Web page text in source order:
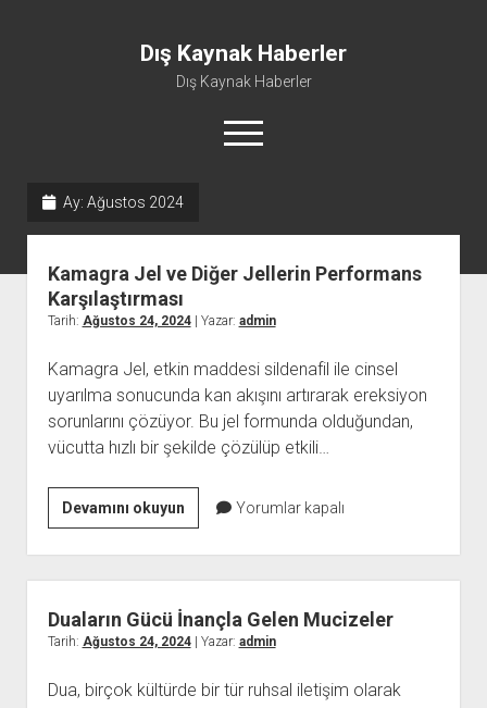
Dış Kaynak Haberler
Dış Kaynak Haberler
menüyü
aç
Instagram Türk Takipçi Yükleme
Liste
Sayfa Listesi
Ay: Ağustos 2024
Kamagra Jel ve Diğer Jellerin Performans
Karşılaştırması
Tarih: Ağustos 24, 2024| Yazar: admin
Kamagra Jel, etkin maddesi sildenafil ile cinsel
uyarılma sonucunda kan akışını artırarak ereksiyon
sorunlarını çözüyor. Bu jel formunda olduğundan,
vücutta hızlı bir şekilde çözülüp etkili…
Devamını okuyunKamagra
Jel
ve
Diğer
Jellerin
Performans
Yorumlar kapalı
Duaların Gücü İnançla Gelen Mucizeler
Tarih: Ağustos 24, 2024| Yazar: admin
Dua, birçok kültürde bir tür ruhsal iletişim olarak